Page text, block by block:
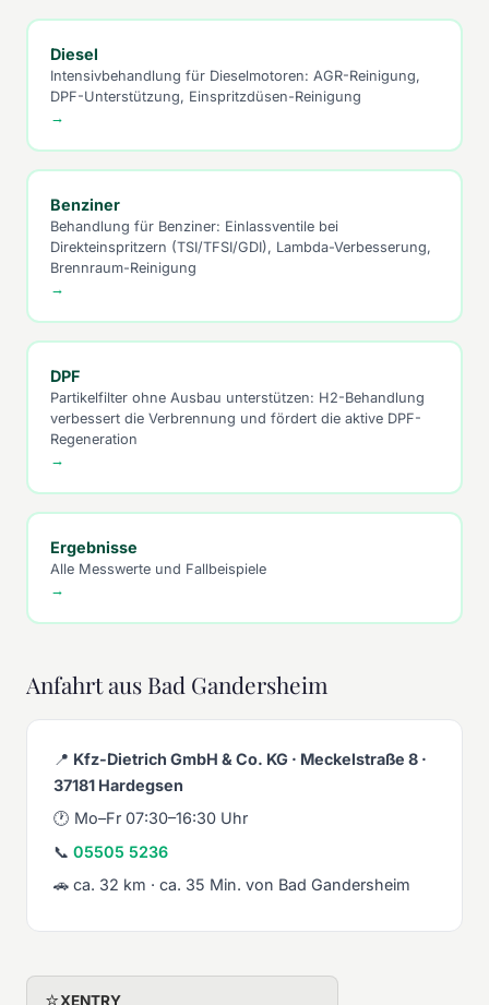
Diesel
Intensivbehandlung für Dieselmotoren: AGR-Reinigung,
DPF-Unterstützung, Einspritzdüsen-Reinigung
→
Benziner
Behandlung für Benziner: Einlassventile bei
Direkteinspritzern (TSI/TFSI/GDI), Lambda-Verbesserung,
Brennraum-Reinigung
→
DPF
Partikelfilter ohne Ausbau unterstützen: H2-Behandlung
verbessert die Verbrennung und fördert die aktive DPF-
Regeneration
→
Ergebnisse
Alle Messwerte und Fallbeispiele
→
Anfahrt aus Bad Gandersheim
📍 Kfz-Dietrich GmbH & Co. KG · Meckelstraße 8 ·
37181 Hardegsen
🕐 Mo–Fr 07:30–16:30 Uhr
📞 05505 5236
🚗 ca. 32 km · ca. 35 Min. von Bad Gandersheim
XENTRY